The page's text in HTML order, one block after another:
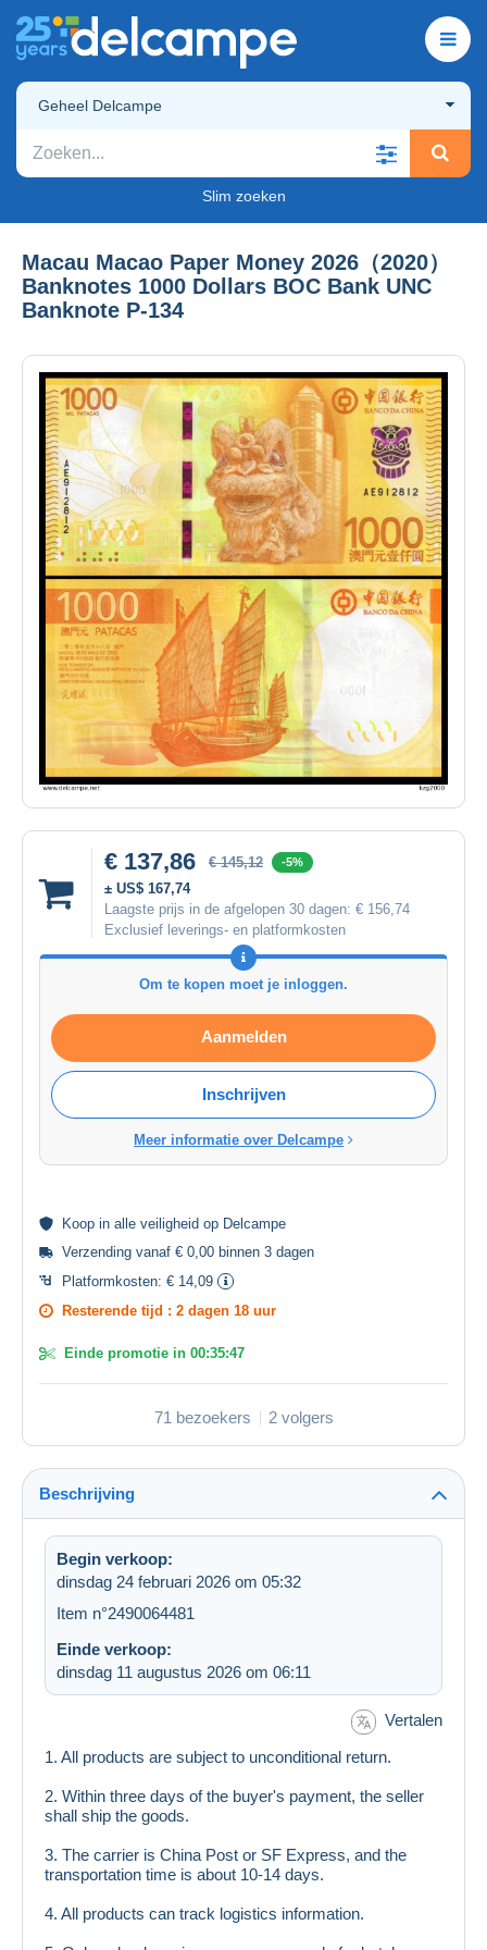
Geheel Delcampe
Slim zoeken
Macau Macao Paper Money 2026（2020）
Banknotes 1000 Dollars BOC Bank UNC
Banknote P-134
€ 137,86 € 145,12 -5%
± US$ 167,74
Laagste prijs in de afgelopen 30 dagen: € 156,74
Exclusief leverings- en platformkosten
Om te kopen moet je inloggen.
Aanmelden
Inschrijven
Meer informatie over Delcampe
Koop in alle veiligheid op Delcampe
Verzending vanaf € 0,00 binnen 3 dagen
Platformkosten: € 14,09
Resterende tijd : 2 dagen 18 uur
Einde promotie in 00:35:47
71 bezoekers 2 volgers
Beschrijving
Begin verkoop:
dinsdag 24 februari 2026 om 05:32
Item n°2490064481
Einde verkoop:
dinsdag 11 augustus 2026 om 06:11
Vertalen
1. All products are subject to unconditional return.
2. Within three days of the buyer's payment, the seller
shall ship the goods.
3. The carrier is China Post or SF Express, and the
transportation time is about 10-14 days.
4. All products can track logistics information.